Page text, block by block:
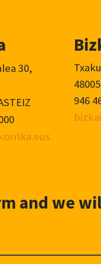
30,
946
and we